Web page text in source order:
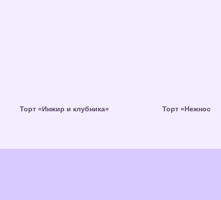
Торт «Инжир и клубника» Торт